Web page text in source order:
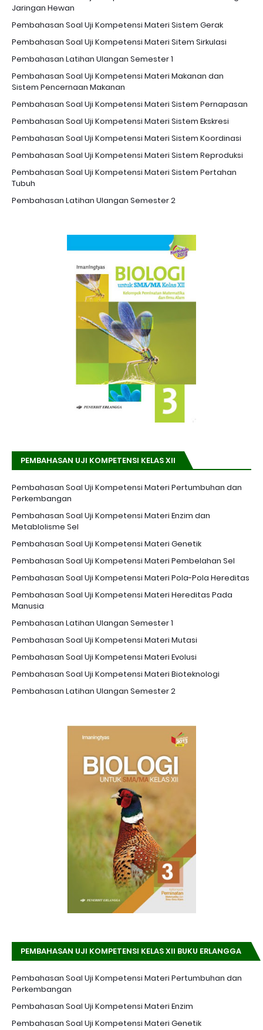
Jaringan Hewan
Pembahasan Soal Uji Kompetensi Materi Sistem Gerak
Pembahasan Soal Uji Kompetensi Materi Sitem Sirkulasi
Pembahasan Latihan Ulangan Semester 1
Pembahasan Soal Uji Kompetensi Materi Makanan dan
Sistem Pencernaan Makanan
Pembahasan Soal Uji Kompetensi Materi Sistem Pernapasan
Pembahasan Soal Uji Kompetensi Materi Sistem Ekskresi
Pembahasan Soal Uji Kompetensi Materi Sistem Koordinasi
Pembahasan Soal Uji Kompetensi Materi Sistem Reproduksi
Pembahasan Soal Uji Kompetensi Materi Sistem Pertahan
Tubuh
Pembahasan Latihan Ulangan Semester 2
PEMBAHASAN UJI KOMPETENSI KELAS XII
Pembahasan Soal Uji Kompetensi Materi Pertumbuhan dan
Perkembangan
Pembahasan Soal Uji Kompetensi Materi Enzim dan
Metablolisme Sel
Pembahasan Soal Uji Kompetensi Materi Genetik
Pembahasan Soal Uji Kompetensi Materi Pembelahan Sel
Pembahasan Soal Uji Kompetensi Materi Pola-Pola Hereditas
Pembahasan Soal Uji Kompetensi Materi Hereditas Pada
Manusia
Pembahasan Latihan Ulangan Semester 1
Pembahasan Soal Uji Kompetensi Materi Mutasi
Pembahasan Soal Uji Kompetensi Materi Evolusi
Pembahasan Soal Uji Kompetensi Materi Bioteknologi
Pembahasan Latihan Ulangan Semester 2
PEMBAHASAN UJI KOMPETENSI KELAS XII BUKU ERLANGGA
Pembahasan Soal Uji Kompetensi Materi Pertumbuhan dan
Perkembangan
Pembahasan Soal Uji Kompetensi Materi Enzim
Pembahasan Soal Uji Kompetensi Materi Genetik